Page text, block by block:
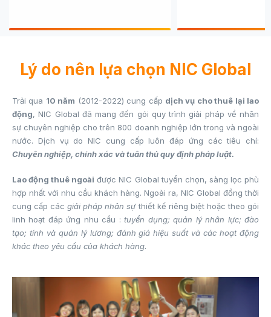
Lý do nên lựa chọn NIC Global
Trải qua 10 năm (2012-2022) cung cấp dịch vụ cho thuê lại lao
động, NIC Global đã mang đến gói quy trình giải pháp về nhân
sự chuyên nghiệp cho trên 800 doanh nghiệp lớn trong và ngoài
nước. Dịch vụ do NIC cung cấp luôn đáp ứng các tiêu chí:
Chuyên nghiệp, chính xác và tuân thủ quy định pháp luật.
Lao động thuê ngoài được NIC Global tuyển chọn, sàng lọc phù
hợp nhất với nhu cầu khách hàng. Ngoài ra, NIC Global đồng thời
cung cấp cácgiải pháp nhân sựthiết kế riêng biệt hoặc theo gói
linh hoạt đáp ứng nhu cầu :tuyển dụng; quản lý nhân lực; đào
tạo; tính và quản lý lương; đánh giá hiệu suất và các hoạt động
khác theo yêu cầu của khách hàng.